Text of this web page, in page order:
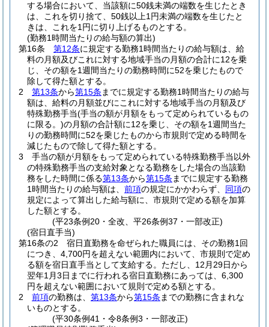
する場合において、当該額に50銭未満の端数を生じたとき
は、これを切り捨て、50銭以上1円未満の端数を生じたと
きは、これを1円に切り上げるものとする。
(勤務1時間当たりの給与額の算出)
第16条
第12条に規定する勤務1時間当たりの給与額は、給
料の月額及びこれに対する地域手当の月額の合計に12を乗
じ、その額を1週間当たりの勤務時間に52を乗じたもので
除して得た額とする。
2
第13条から第15条 までに規定する勤務1時間当たりの給与
額は、給料の月額並びにこれに対する地域手当の月額及び
特殊勤務手当(手当の額が月額をもって定められているもの
に限る。)の月額の合計額に12を乗じ、その額を1週間当た
りの勤務時間に52を乗じたものから市規則で定める時間を
減じたもので除して得た額とする。
3
手当の額が月額をもって定められている特殊勤務手当以外
の特殊勤務手当の支給対象となる勤務をした場合の当該勤
務をした時間に係る第13条から第15条 までに規定する勤務
1時間当たりの給与額は、 前項の規定にかかわらず、 同項の
規定によって算出した給与額に、市規則で定める額を加算
した額とする。
(平23条例20・全改、平26条例37・一部改正)
(宿日直手当)
第16条の2
宿日直勤務を命ぜられた職員には、その勤務1回
につき、4,700円を超えない範囲内において、市規則で定め
る額を宿日直手当として支給する。 ただし、12月29日から
翌年1月3日までに行われる宿日直勤務にあっては、6,300
円を超えない範囲において規則で定める額とする。
2
前項の勤務は、 第13条から第15条 までの勤務に含まれな
いものとする。
(平30条例41・令8条例3・一部改正)